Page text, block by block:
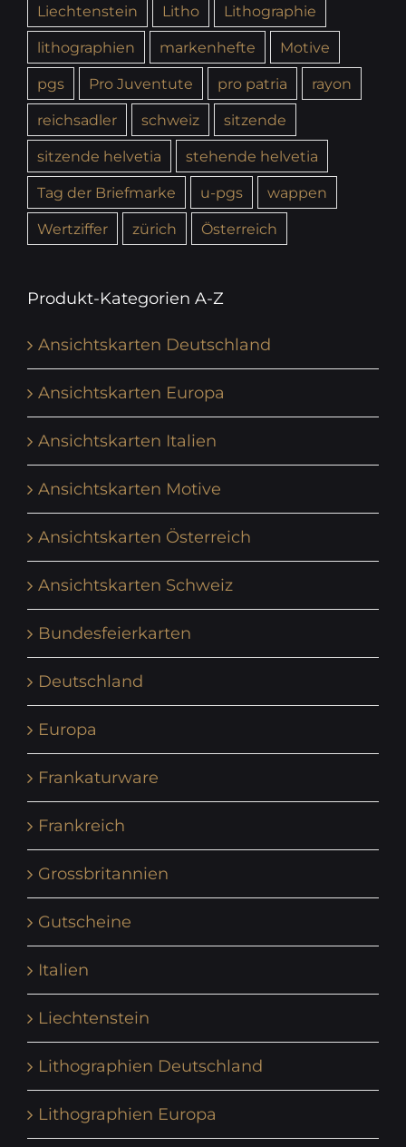
Liechtenstein
Litho
Lithographie
lithographien
markenhefte
Motive
pgs
Pro Juventute pro patria
rayon
reichsadler
schweiz
sitzende
sitzende helvetia
stehende helvetia
Tag der Briefmarke
u-pgs
wappen
Wertziffer
zürich Österreich
Produkt-Kategorien A-Z
Ansichtskarten Deutschland
Ansichtskarten Europa
Ansichtskarten Italien
Ansichtskarten Motive
Ansichtskarten Österreich
Ansichtskarten Schweiz
Bundesfeierkarten
Deutschland
Europa
Frankaturware
Frankreich
Grossbritannien
Gutscheine
Italien
Liechtenstein
Lithographien Deutschland
Lithographien Europa